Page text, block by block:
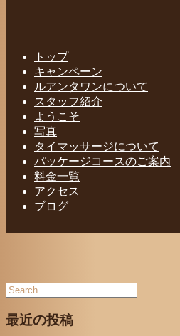
Toggle navigation
トップ
キャンペーン
ルアンタワンについて
スタッフ紹介
ようこそ
写真
タイマッサージについて
パッケージコースのご案内
料金一覧
アクセス
ブログ
ます。
--少し歩…
最近の投稿